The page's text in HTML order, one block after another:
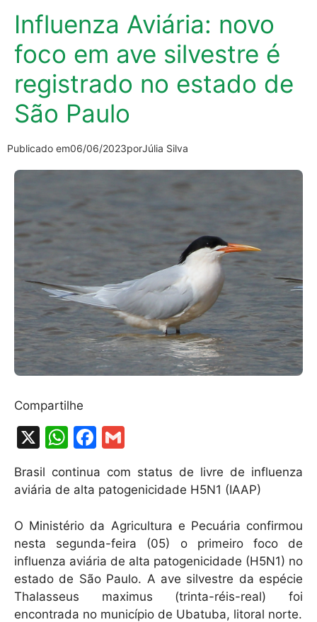
Influenza Aviária: novo
foco em ave silvestre é
registrado no estado de
São Paulo
Publicado em06/06/2023porJúlia Silva
Compartilhe
X
W
h
at
A
p
p
F
c
e
b
o
o
k
ai
l
Brasil continua com status de livre de influenza
aviária de alta patogenicidade H5N1 (IAAP)
O Ministério da Agricultura e Pecuária confirmou
nesta segunda-feira (05) o primeiro foco de
influenza aviária de alta patogenicidade (H5N1) no
estado de São Paulo. A ave silvestre da espécie
Thalasseus maximus (trinta-réis-real) foi
encontrada no município de Ubatuba, litoral norte.